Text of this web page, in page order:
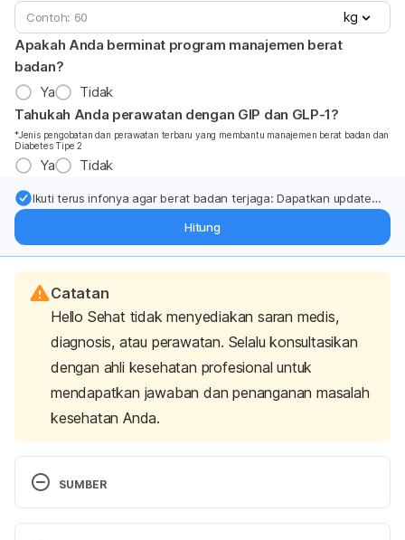
kg
Apakah Anda berminat program manajemen berat
badan?
Ya
Tidak
Tahukah Anda perawatan dengan GIP dan GLP-1?
*Jenis pengobatan dan perawatan terbaru yang membantu manajemen berat badan dan
Diabetes Tipe 2
Ya Tidak
Ikuti terus infonya agar berat badan terjaga: Dapatkan update
Hitung
Catatan
Hello Sehat tidak menyediakan saran medis,
diagnosis, atau perawatan. Selalu konsultasikan
dengan ahli kesehatan profesional untuk
mendapatkan jawaban dan penanganan masalah
kesehatan Anda.
SUMBER
Zoladex (Injection/Implant): Side Effects, Dosage &